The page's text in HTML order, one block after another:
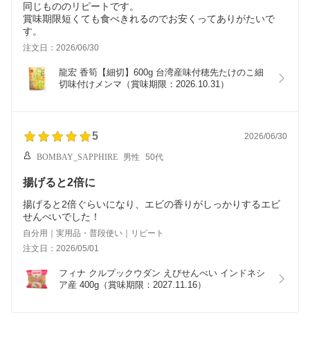
同じもののリピートです。
賞味期限短くても食べきれるのでお安くってありがたいで
す。
注文日：2026/06/30
龍宏 香筍【細切】600g 台湾産味付穂先たけのこ細
切味付けメンマ（賞味期限：2026.10.31）
5 2026/06/30
BOMBAY_SAPPHIRE 男性 50代
揚げると2倍に
揚げると2倍ぐらいになり、エビの香りがしっかりするエビ
せんべいでした！
自分用｜実用品・普段使い｜リピート
注文日：2026/05/01
フィナ クルプックウダン えびせんべい インドネシ
ア産 400g（賞味期限：2027.11.16）